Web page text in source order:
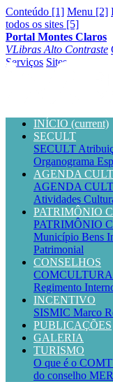
Conteúdo [1] Menu [2]
todos os sites [5]
Portal Montes Claros
VLibras Alto Contraste
Serviços Sites
INÍCIO (current)
SECULT
SECULT
Organograma
AGENDA
AGENDA
Atividades
PATRIMÔNIO
PATRIMÔNIO
Município Bens
Patrimonial
CONSELHOS
COMCULTURA
Regimento
INCENTIVO
SISMIC Marco
PUBLICAÇÕES
GALERIA
TURISMO
O que é o
do conselho